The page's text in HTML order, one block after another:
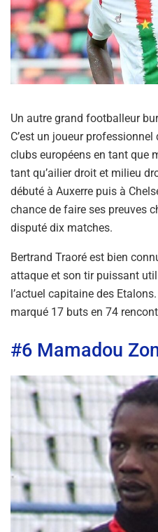
Un autre grand footballeur
C’est un joueur
clubs européens en tant que
tant qu’ailier droit et milieu
débuté à Auxerre puis à
chance de faire ses preuves
disputé dix matches.
Bertrand Traoré est bien
attaque et son tir puissant
l’actuel capitaine des
marqué 17 buts en 74
#6 Mamadou